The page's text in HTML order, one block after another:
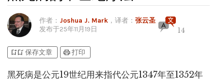
作者 ： Joshua J. Mark ，译者： 张云圣
发布于25年11月19日 14
bookmark_addbookmark_added 保存文章 print打印
黑死病是公元19世纪用来指代公元1347年至1352年